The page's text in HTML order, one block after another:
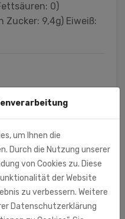
0)
Zucker: 9,4g) Eiweiß:
um Ihnen die
Durch die Nutzung unserer
von Cookies zu. Diese
der Website
zu verbessern. Weitere
Datenschutzerklärung